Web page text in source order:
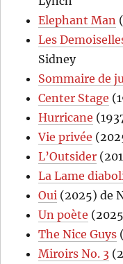
Elephant Man
Les
Sidney
Sommaire de
Center Stage
Hurricane
Vie privée
L’Outsider
La Lame
Oui (2025) de
Un poète
The Nice Guys
Miroirs No. 3